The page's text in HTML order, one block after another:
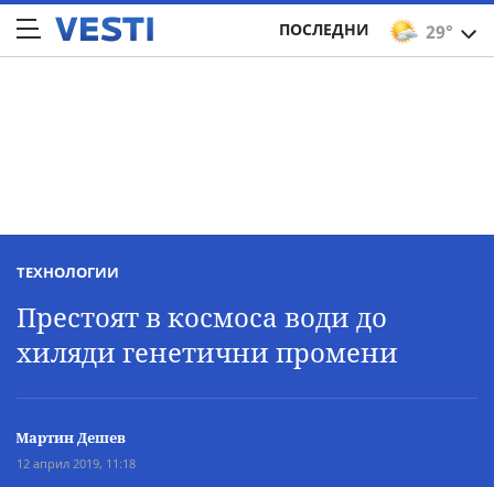
29°
ПОСЛЕДНИ
ТЕХНОЛОГИИ
Престоят в космоса води до
хиляди генетични промени
Мартин Дешев
12 април 2019, 11:18